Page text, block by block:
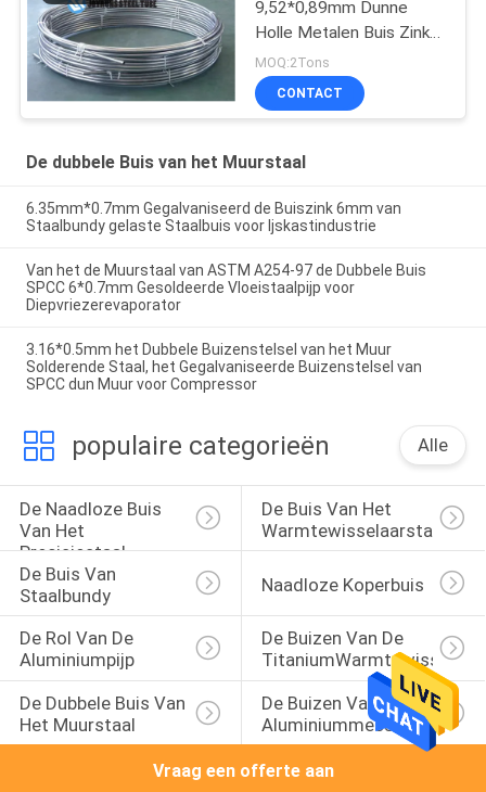
9,52*0,89mm Dunne
Holle Metalen Buis Zink
Gecoat
MOQ:2Tons
CONTACT
De dubbele Buis van het Muurstaal
6.35mm*0.7mm Gegalvaniseerd de Buiszink 6mm van
Staalbundy gelaste Staalbuis voor Ijskastindustrie
Van het de Muurstaal van ASTM A254-97 de Dubbele Buis
SPCC 6*0.7mm Gesoldeerde Vloeistaalpijp voor
Diepvriezerevaporator
3.16*0.5mm het Dubbele Buizenstelsel van het Muur
Solderende Staal, het Gegalvaniseerde Buizenstelsel van
SPCC dun Muur voor Compressor
populaire categorieën Alle
De Naadloze Buis
Van Het
Precisiestaal
De Buis Van Het
Warmtewisselaarstaal
De Buis Van
Staalbundy
Naadloze Koperbuis
De Rol Van De
Aluminiumpijp
De Buizen Van De
TitaniumWarmtewisselaar
De Dubbele Buis Van
Het Muurstaal
De Buizen Van Het
Aluminiummessing
Vraag een offerte aan